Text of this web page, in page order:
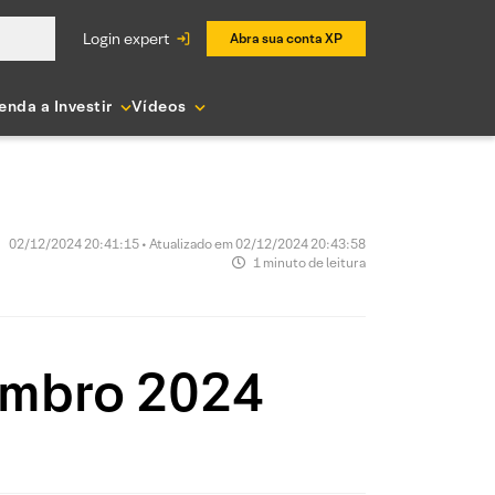
login expert Abra sua conta XP
a Investir Vídeos
02/12/2024 20:41:15 • Atualizado em 02/12/2024 20:43:58
1 minuto de leitura
2024